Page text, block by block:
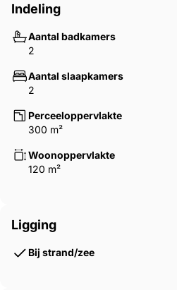
Indeling
Aantal badkamers
2
Aantal slaapkamers
2
Perceeloppervlakte
300 m²
Woonoppervlakte
120 m²
Ligging
Bij strand/zee